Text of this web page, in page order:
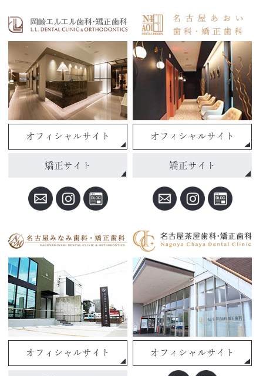
オフィシャルサイト
矯正サイト
オフィシャルサイト
矯正サイト
オフィシャルサイト オフィシャルサイト